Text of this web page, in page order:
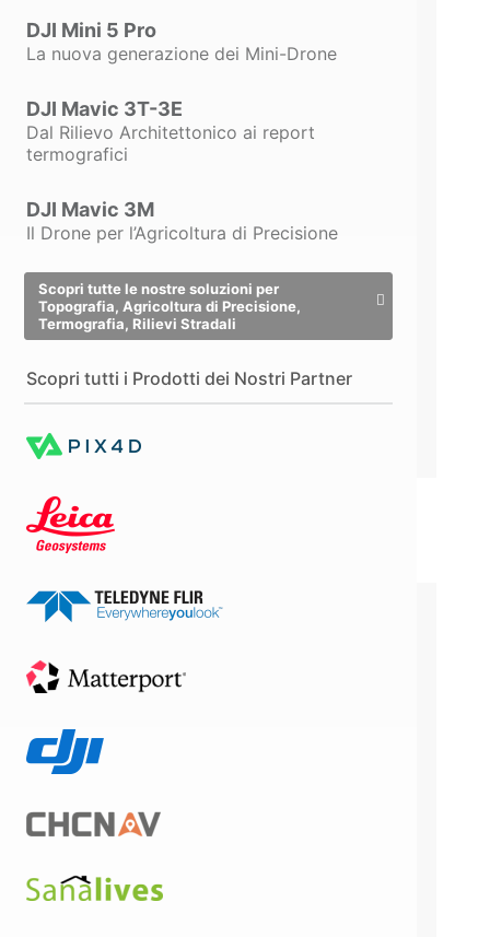
DJI Mini 5 Pro
La nuova generazione dei Mini-Drone
DJI Mavic 3T-3E
Dal Rilievo Architettonico ai report
termografici
DJI Mavic 3M
Il Drone per l’Agricoltura di Precisione
Scopri tutte le nostre soluzioni per
Topografia, Agricoltura di Precisione,
Termografia, Rilievi Stradali
Scopri tutti i Prodotti dei Nostri Partner
Sicuro (Subscription 1
Aggiornamenti,
Consulenza inclusi
il primo anno
SUBSCRIPTION 1
ANNO
€149,00+ IVA
Acquista in 3 rate senza
interessi con
Sicuro (Licenza
€349,00
Acquista in 3 rate senza